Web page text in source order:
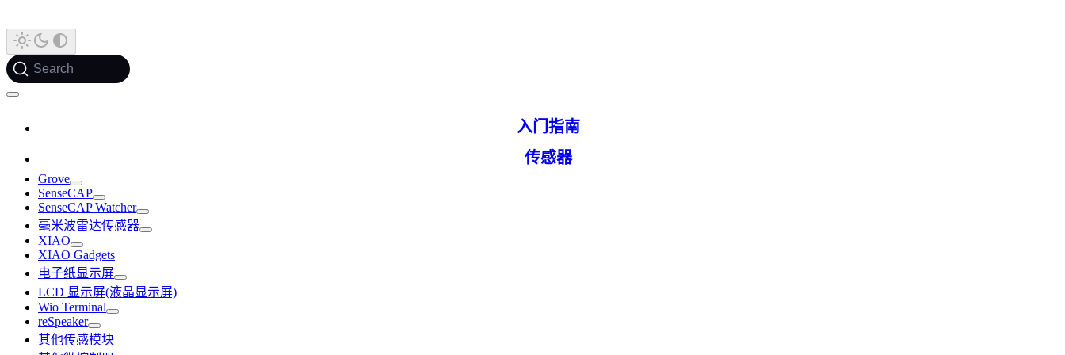
Search
入门指南
传感器
Grove
SenseCAP
SenseCAP Watcher
毫米波雷达传感器
XIAO
XIAO Gadgets
电子纸显示屏
LCD 显示屏(液晶显示屏)
Wio Terminal
reSpeaker
其他传感模块